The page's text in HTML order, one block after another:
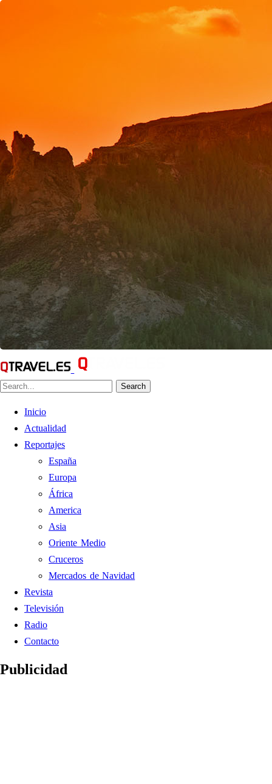
Search
Inicio
Actualidad
Reportajes
España
Europa
África
America
Asia
Oriente Medio
Cruceros
Mercados de Navidad
Revista
Televisión
Radio
Contacto
Publicidad